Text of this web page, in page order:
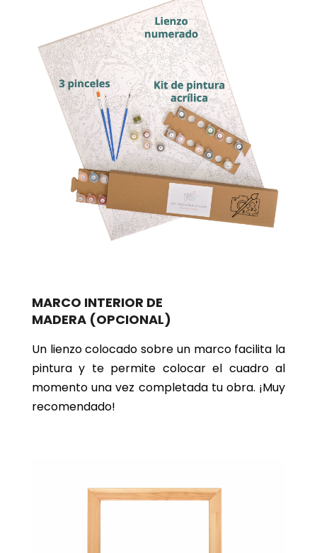
MARCO INTERIOR DE
MADERA (OPCIONAL)
Un lienzo colocado sobre un marco facilita la
pintura y te permite colocar el cuadro al
momento una vez completada tu obra. ¡Muy
recomendado!